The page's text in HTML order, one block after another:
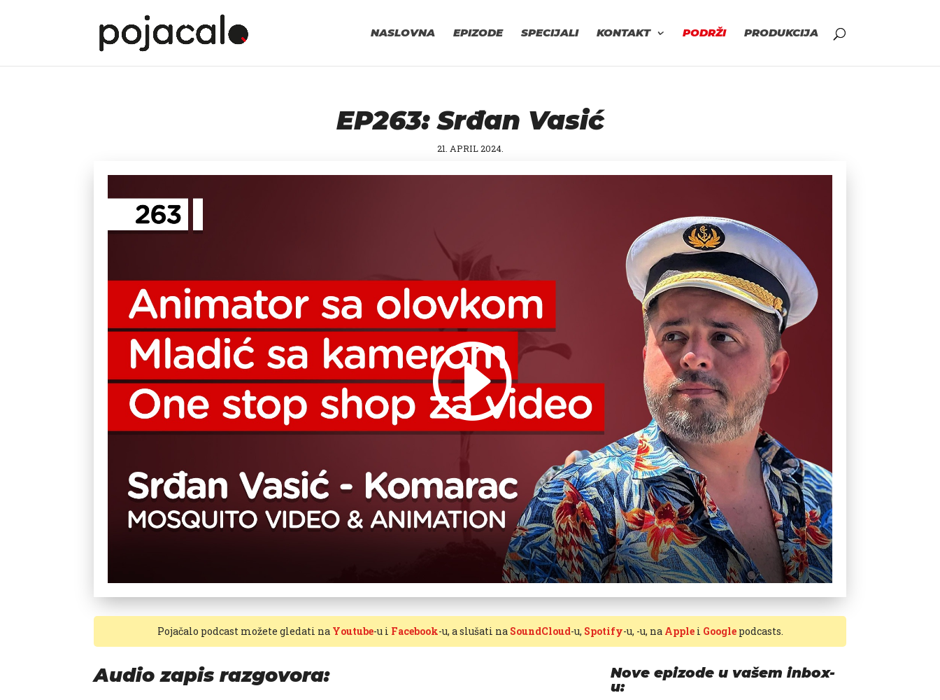
NASLOVNA EPIZODE SPECIJALI KONTAKT PODRŽI PRODUKCIJA
EP263: Srđan Vasić
21. APRIL 2024.
Pojačalo podcast možete gledati na Youtube-u i Facebook-u, a slušati na SoundCloud-u, Spotify-u, -u, na Applei Googlepodcasts.
Audio zapis razgovora:
Nove epizode u vašem inbox-
u: